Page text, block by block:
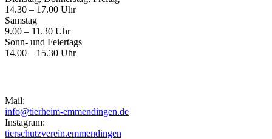
14.30 – 17.00 Uhr
Samstag
9.00 – 11.30 Uhr
Sonn- und Feiertags
14.00 – 15.30 Uhr
Mail:
info@tierheim-emmendingen.de
Instagram:
tierschutzverein.emmendingen